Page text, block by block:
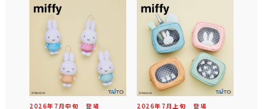
2026年 7 月中旬 登場 2026年 7 月 上旬 登場